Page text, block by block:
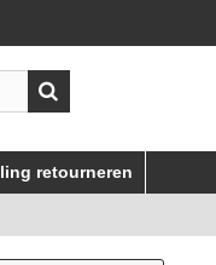
retourneren